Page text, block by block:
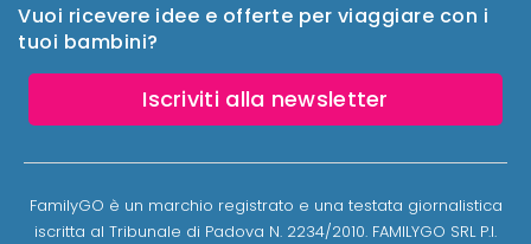
Vuoi ricevere idee e offerte per viaggiare con i
tuoi bambini?
Iscriviti alla newsletter
FamilyGO è un marchio registrato e una testata giornalistica
iscritta al Tribunale di Padova N. 2234/2010. FAMILYGO SRL P.I.